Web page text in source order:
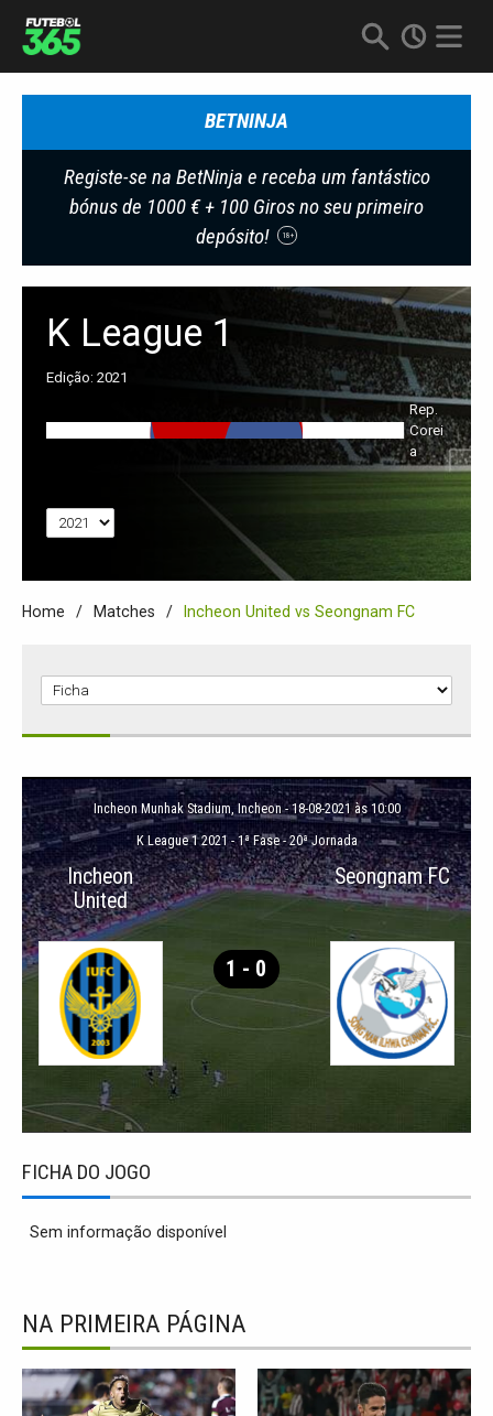
BETNINJA
Registe-se na BetNinja e receba um fantástico
bónus de 1000 € + 100 Giros no seu primeiro
depósito!
18+
K League 1
Edição: 2021
Rep.
Corei
A
Home Matches Incheon United vs Seongnam FC
Incheon Munhak Stadium, Incheon - 18-08-2021 às 10:00
K League 1 2021-1ª Fase - 20ª Jornada
Incheon
United
Seongnam FC
1 - 0
FICHA DO JOGO
Sem informação disponível
NA PRIMEIRA PÁGINA